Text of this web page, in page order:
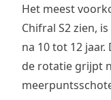
Het meest
Chifral S2 zien,
na 10 tot 12
de rotatie grijpt